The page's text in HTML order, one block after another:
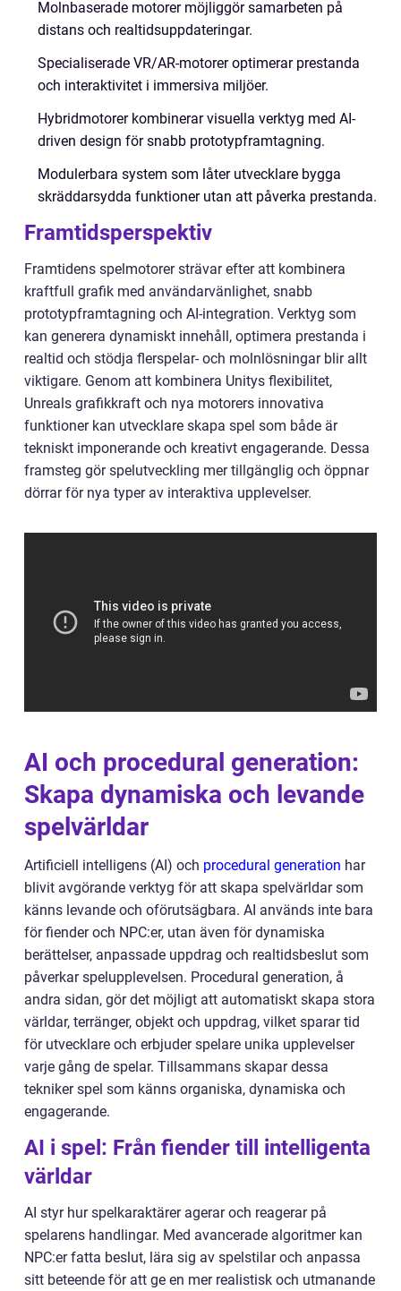
Molnbaserade motorer möjliggör samarbeten på
distans och realtidsuppdateringar.
Specialiserade VR/AR-motorer optimerar prestanda
och interaktivitet i immersiva miljöer.
Hybridmotorer kombinerar visuella verktyg med AI-
driven design för snabb prototypframtagning.
Modulerbara system som låter utvecklare bygga
skräddarsydda funktioner utan att påverka prestanda.
Framtidsperspektiv
Framtidens spelmotorer strävar efter att kombinera
kraftfull grafik med användarvänlighet, snabb
prototypframtagning och AI-integration. Verktyg som
kan generera dynamiskt innehåll, optimera prestanda i
realtid och stödja flerspelar- och molnlösningar blir allt
viktigare. Genom att kombinera Unitys flexibilitet,
Unreals grafikkraft och nya motorers innovativa
funktioner kan utvecklare skapa spel som både är
tekniskt imponerande och kreativt engagerande. Dessa
framsteg gör spelutveckling mer tillgänglig och öppnar
dörrar för nya typer av interaktiva upplevelser.
AI och procedural generation:
Skapa dynamiska och levande
spelvärldar
Artificiell intelligens (AI) och procedural generation har
blivit avgörande verktyg för att skapa spelvärldar som
känns levande och oförutsägbara. AI används inte bara
för fiender och NPC:er, utan även för dynamiska
berättelser, anpassade uppdrag och realtidsbeslut som
påverkar spelupplevelsen. Procedural generation, å
andra sidan, gör det möjligt att automatiskt skapa stora
världar, terränger, objekt och uppdrag, vilket sparar tid
för utvecklare och erbjuder spelare unika upplevelser
varje gång de spelar. Tillsammans skapar dessa
tekniker spel som känns organiska, dynamiska och
engagerande.
AI i spel: Från fiender till intelligenta
världar
AI styr hur spelkaraktärer agerar och reagerar på
spelarens handlingar. Med avancerade algoritmer kan
NPC:er fatta beslut, lära sig av spelstilar och anpassa
sitt beteende för att ge en mer realistisk och utmanande